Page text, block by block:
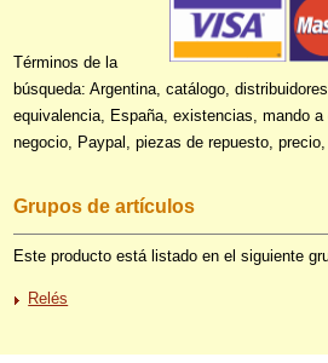
Términos de la
búsqueda: Argentina, catálogo,
equivalencia, España, existencias, mando
negocio, Paypal, piezas de repuesto,
Grupos de artículos
Este producto está listado en el siguiente
Relés